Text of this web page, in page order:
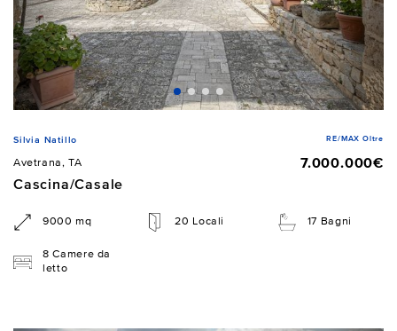
Silvia Natillo RE/MAX Oltre
Avetrana, TA
7.000.000€
Cascina/Casale
9000 mq 20 Locali 17 Bagni
8 Camere da
letto